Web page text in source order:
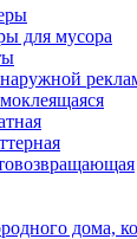
для мусора
дома,